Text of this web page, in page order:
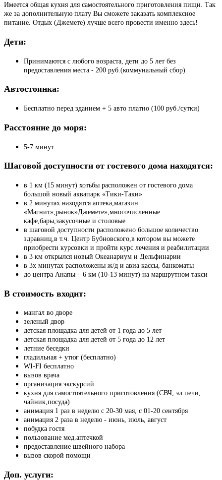
Имеется общая кухня для самостоятельного приготовления пищи. Так
же за дополнительную плату Вы сможете заказать комплексное
питание. Отдых (Джемете) лучше всего провести именно здесь!
Дети:
Принимаются с любого возраста, дети до 5 лет без
предоставления места - 200 руб.(коммунальный сбор)
Автостоянка:
Бесплатно перед зданием + 5 авто платно (100 руб./сутки)
Расстояние до моря:
5-7 минут
Шаговой доступности от гостевого дома находятся:
в 1 км (15 минут) хотьбы расположен от гостевого дома
большой новый аквапарк «Тики-Таки»
в 2 минутах находятся аптека,магазин
«Магнит»,рынок»Джемете»,многочисленные
кафе,бары,закусочные и столовые
в шаговой доступности расположено большое количество
здравниц,в т.ч. Центр Бубновского,в котором вы можете
приобрести курсовки и пройти курс лечения и реабилитации
в 3 км открылся новый Океанариум и Дельфинарии
в 3х минутах расположены ж/д и авиа кассы, банкоматы
до центра Анапы – 6 км (10-13 минут) на маршрутном такси
В стоимость входит:
мангал во дворе
зеленый двор
детская площадка для детей от 1 года до 5 лет
детская площадка для детей от 5 года до 12 лет
летние беседки
гладильная + утюг (бесплатно)
WI-FI бесплатно
вызов врача
организация экскурсий
кухня для самостоятельного приготовления (СВЧ, эл.печи,
чайник,посуда)
анимация 1 раз в неделю с 20-30 мая, с 01-20 сентября
анимация 2 раза в неделю - июнь, июль, август
побудка гостя
пользование мед.аптечкой
предоставление швейного набора
вызов скорой помощи
Доп. услуги: